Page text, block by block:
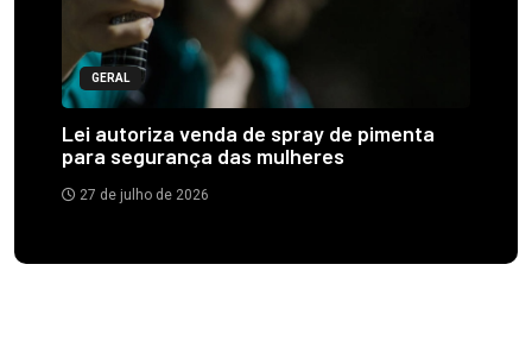
GERAL
Lei autoriza venda de spray de pimenta
para segurança das mulheres
27 de julho de 2026